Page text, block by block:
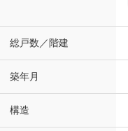
総戸数／階建
築年月
構造